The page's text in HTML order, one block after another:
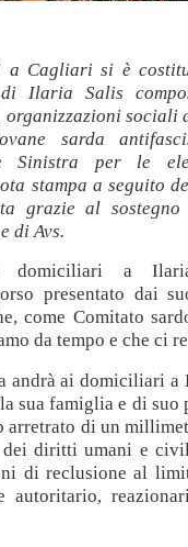
a Cagliari si è
Ilaria Salis
sociali
sarda
Sinistra per le
stampa a seguito
grazie al
di Avs.
domiciliari a
presentato dai
come Comitato
da tempo e che ci
andrà ai domiciliari a
sua famiglia e di suo
arretrato di un
dei diritti umani e
di reclusione al
autoritario,